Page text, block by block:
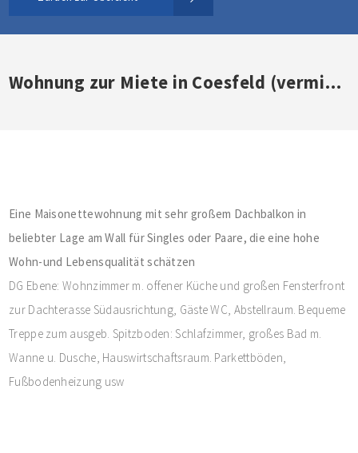
Wohnung zur Miete in Coesfeld (vermietet)
Eine Maisonettewohnung mit sehr großem Dachbalkon in
beliebter Lage am Wall für Singles oder Paare, die eine hohe
Wohn-und Lebensqualität schätzen
DG Ebene: Wohnzimmer m. offener Küche und großen Fensterfront
zur Dachterasse Südausrichtung, Gäste WC, Abstellraum. Bequeme
Treppe zum ausgeb. Spitzboden: Schlafzimmer, großes Bad m.
Wanne u. Dusche, Hauswirtschaftsraum. Parkettböden,
Fußbodenheizung usw